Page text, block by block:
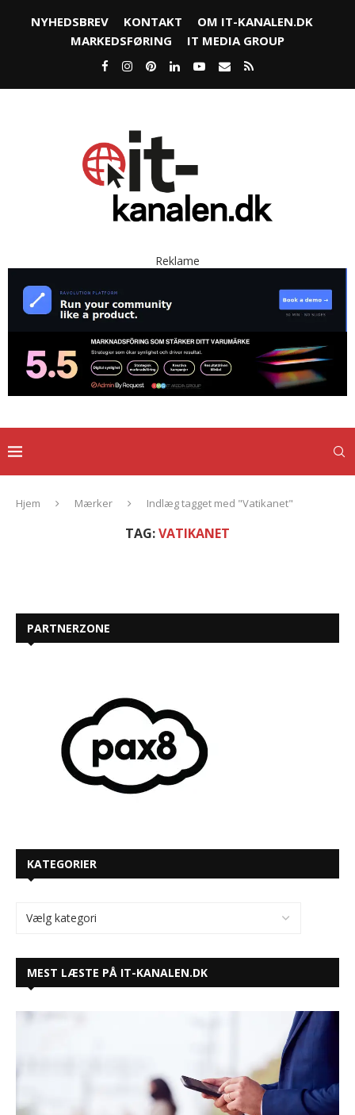
NYHEDSBREV KONTAKT
OM IT-KANALEN.DK
MARKEDSFØRING
IT MEDIA GROUP
Reklame
Hjem Mærker Indlæg tagget med "Vatikanet"
TAG:VATIKANET
PARTNERZONE
KATEGORIER
MEST LÆSTE PÅ IT-KANALEN.DK